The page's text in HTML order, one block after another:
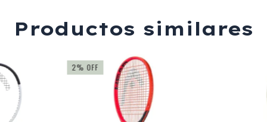
Productos similares
2% OFF